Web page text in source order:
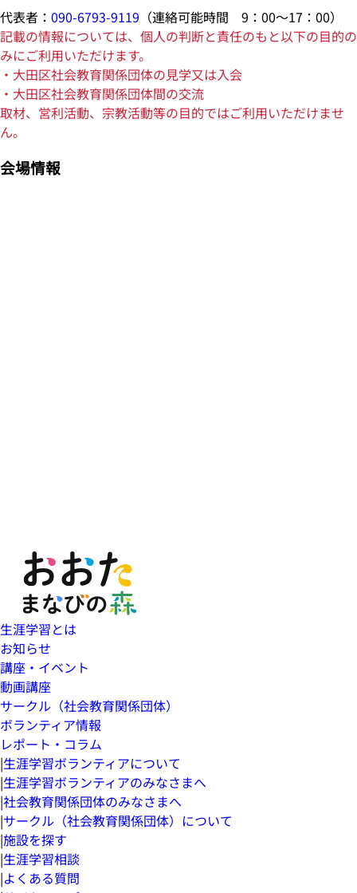
代表者： 090-6793-9119 （連絡可能時間 9：00～17：00）
記載の情報については、個人の判断と責任のもと以下の目的の
みにご利用いただけます。
・大田区社会教育関係団体の見学又は入会
・大田区社会教育関係団体間の交流
取材、営利活動、宗教活動等の目的ではご利用いただけませ
ん。
会場情報
生涯学習とは
お知らせ
講座・イベント
動画講座
サークル（社会教育関係団体）
ボランティア情報
レポート・コラム
|生涯学習ボランティアについて
|生涯学習ボランティアのみなさまへ
|社会教育関係団体のみなさまへ
|サークル（社会教育関係団体）について
|施設を探す
|生涯学習相談
|よくある質問